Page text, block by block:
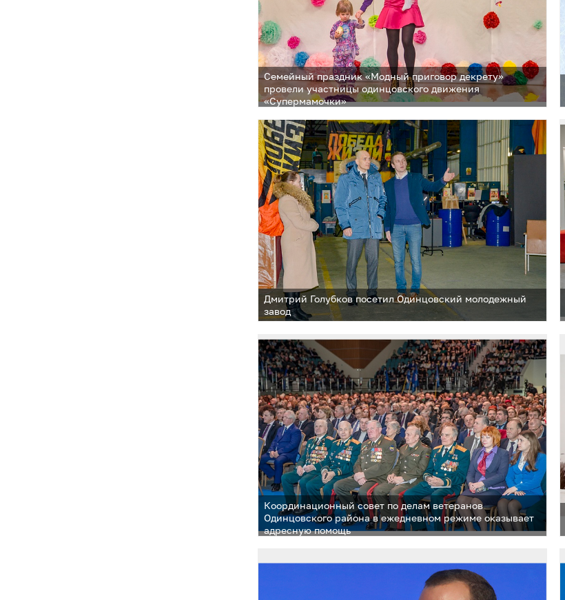
Семейный праздник «Модный приговор декрету»
провели участницы одинцовского движения
«Супермамочки»
Дмитрий Голубков посетил Одинцовский молодежный
завод
Координационный совет по делам ветеранов
Одинцовского района в ежедневном режиме оказывает
адресную помощь